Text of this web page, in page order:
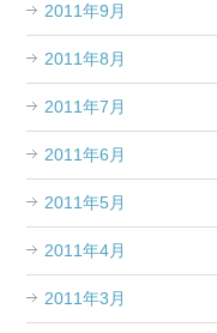
2011年9月
2011年8月
2011年7月
2011年6月
2011年5月
2011年4月
2011年3月